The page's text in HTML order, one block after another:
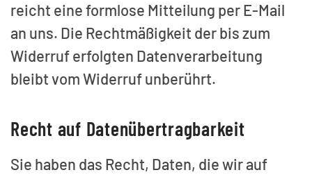
reicht eine formlose Mitteilung per E-Mail
an uns. Die Rechtmäßigkeit der bis zum
Widerruf erfolgten Datenverarbeitung
bleibt vom Widerruf unberührt.
Recht auf Datenübertragbarkeit
Sie haben das Recht, Daten, die wir auf